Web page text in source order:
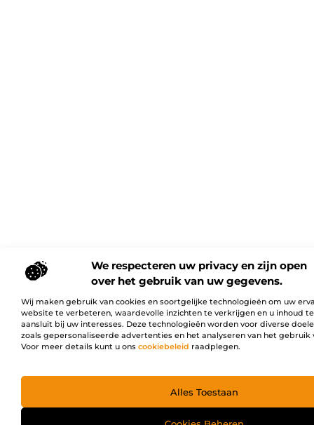
We respecteren uw privacy en zijn open
over het gebruik van uw gegevens.
Wij maken gebruik van cookies en soortgelijke technologieën om uw
website te verbeteren, waardevolle inzichten te verkrijgen en u inhoud
aansluit bij uw interesses. Deze technologieën worden voor diverse
zoals gepersonaliseerde advertenties en het analyseren van het gebruik
Voor meer details kunt u ons cookiebeleid raadplegen.
Alles Toestaan